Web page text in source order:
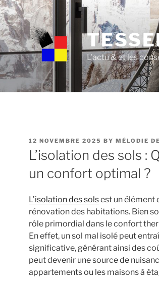
L'actu & et les
POSTED
ON
12 NOVEMBRE 2025 BY MÉLODIE
L’isolation des sols :
un confort optimal ?
L’isolation des solsest un élément
rénovation des habitations. Bien
rôle primordial dans le confort
En effet, un sol mal isolé peut
significative, générant ainsi des
peut devenir une source de
appartements ou les maisons à